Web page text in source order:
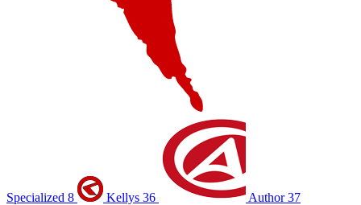
Specialized 8 Kellys 36 Author37